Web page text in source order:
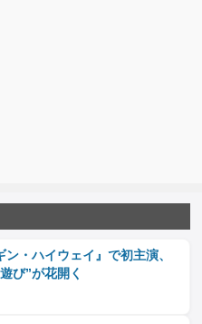
ン・ハイウェイ』で初主演、
び”が花開く